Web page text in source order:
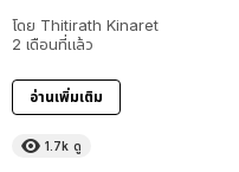
โดย Thitirath Kinaret
2 เดือนที่แล้ว
อ่านเพิ่มเติม
1.7k ดู